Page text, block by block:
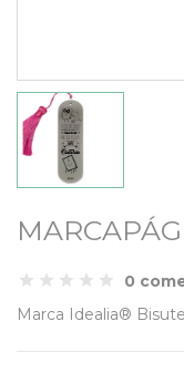
0
Marca Idealia®